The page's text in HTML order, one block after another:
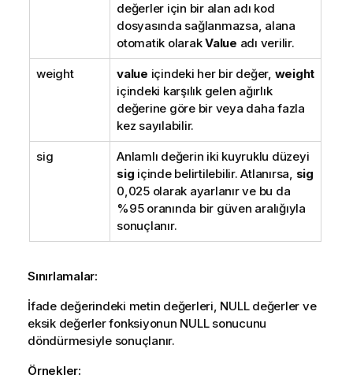
değerler için bir alan adı kod
dosyasında sağlanmazsa, alana
otomatik olarakValue adı verilir.
weight value içindeki her bir değer, weight
içindeki karşılık gelen ağırlık
değerine göre bir veya daha fazla
kez sayılabilir.
sig
Anlamlı değerin iki kuyruklu düzeyi
sig içinde belirtilebilir. Atlanırsa, sig
0,025 olarak ayarlanır ve bu da
%95 oranında bir güven aralığıyla
sonuçlanır.
Sınırlamalar:
İfade değerindeki metin değerleri, NULLdeğerler ve
eksik değerler fonksiyonun NULLsonucunu
döndürmesiyle sonuçlanır.
Örnekler: